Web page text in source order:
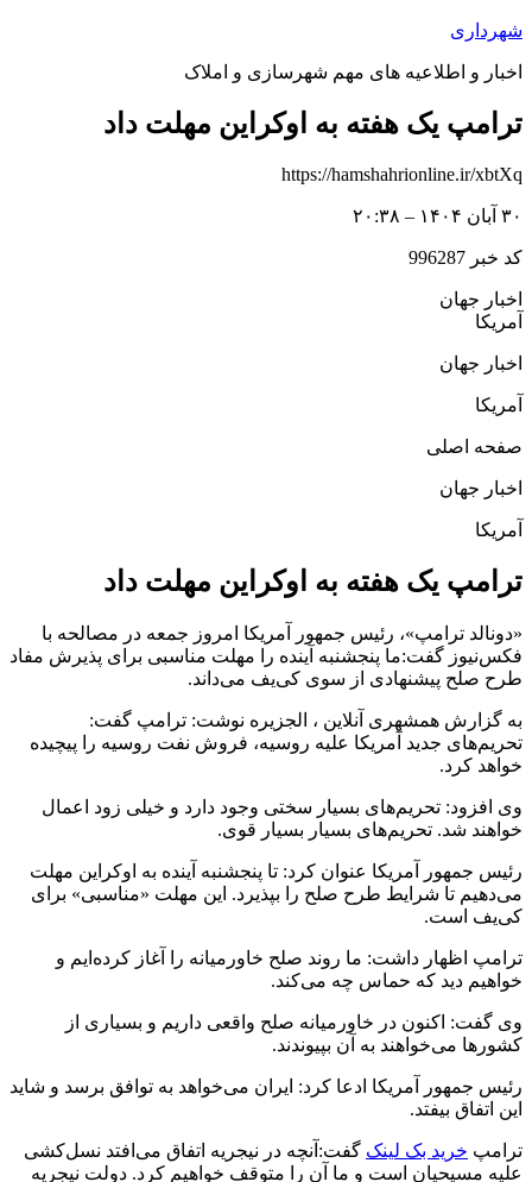
پرش
محتوا
شهرداری
اخبار و اطلاعیه های مهم شهرسازی و املاک
ترامپ یک هفته به اوکراین مهلت داد
https://hamshahrionline.ir/xbtXq
۳۰ آبان ۱۴۰۴ – ۲۰:۳۸
کد خبر 996287
اخبار جهان
آمریکا
اخبار جهان
آمریکا
صفحه اصلی
اخبار جهان
آمریکا
ترامپ یک هفته به اوکراین مهلت داد
«دونالد ترامپ»، رئیس جمهور آمریکا امروز جمعه در مصالحه با
فکس‌نیوز گفت:ما پنجشنبه آینده را مهلت مناسبی برای پذیرش مفاد
طرح صلح پیشنهادی از سوی کی‌یف می‌داند.
به گزارش همشهری آنلاین ، الجزیره نوشت: ترامپ گفت:
تحریم‌های جدید آمریکا علیه روسیه، فروش نفت روسیه را پیچیده
خواهد کرد.
وی افزود: تحریم‌های بسیار سختی وجود دارد و خیلی زود اعمال
خواهند شد. تحریم‌های بسیار بسیار قوی.
رئیس جمهور آمریکا عنوان کرد: تا پنجشنبه آینده به اوکراین مهلت
می‌دهیم تا شرایط طرح صلح را بپذیرد. این مهلت «مناسبی» برای
کی‌یف است.
ترامپ اظهار داشت: ما روند صلح خاورمیانه را آغاز کرده‌ایم و
خواهیم دید که حماس چه می‌کند.
وی گفت: اکنون در خاورمیانه صلح واقعی داریم و بسیاری از
کشورها می‌خواهند به آن بپیوندند.
رئیس جمهور آمریکا ادعا کرد: ایران می‌خواهد به توافق برسد و شاید
این اتفاق بیفتد.
ترامپ خرید بک لینک گفت:آنچه در نیجریه اتفاق می‌افتد نسل‌کشی
علیه مسیحیان است و ما آن را متوقف خواهیم کرد. دولت نیجریه